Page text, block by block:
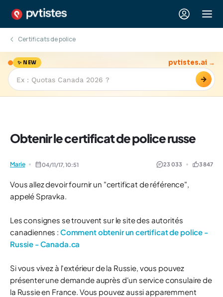
Certificats de police
✨ NEW
→
pvtistes.ai →
Obtenir le certificat de police russe
Marie 04/11/17,10:51 23 033 3 847
Vous allez devoir fournir un "certificat de référence",
appelé Spravka.
Les consignes se trouvent sur le site des autorités
canadiennes : Comment obtenir un certificat de police -
Russie - Canada.ca
Si vous vivez à l'extérieur de la Russie, vous pouvez
présenter une demande auprès d'un service consulaire de
la Russie en France. Vous pouvez aussi apparemment